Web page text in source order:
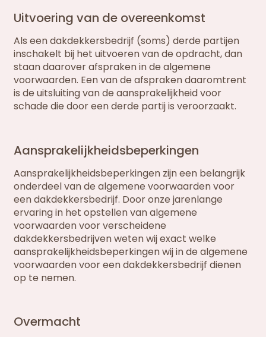
Uitvoering van de overeenkomst
Als een dakdekkersbedrijf (soms) derde partijen
inschakelt bij het uitvoeren van de opdracht, dan
staan daarover afspraken in de algemene
voorwaarden. Een van de afspraken daaromtrent
is de uitsluiting van de aansprakelijkheid voor
schade die door een derde partij is veroorzaakt.
Aansprakelijkheidsbeperkingen
Aansprakelijkheidsbeperkingen zijn een belangrijk
onderdeel van de algemene voorwaarden voor
een dakdekkersbedrijf. Door onze jarenlange
ervaring in het opstellen van algemene
voorwaarden voor verscheidene
dakdekkersbedrijven weten wij exact welke
aansprakelijkheidsbeperkingen wij in de algemene
voorwaarden voor een dakdekkersbedrijf dienen
op te nemen.
Overmacht